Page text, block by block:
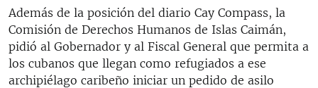
Además de la posición del diario Cay Compass, la
Comisión de Derechos Humanos de Islas Caimán,
pidió al Gobernador y al Fiscal General que permita a
los cubanos que llegan como refugiados a ese
archipiélago caribeño iniciar un pedido de asilo